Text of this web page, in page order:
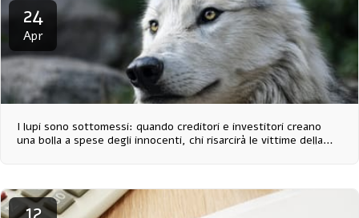
24
Apr
I lupi sono sottomessi: quando creditori e investitori creano
una bolla a spese degli innocenti, chi risarcirà le vittime della